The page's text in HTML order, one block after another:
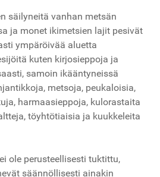
säilyneitä vanhan metsän
ja monet ikimetsien lajit pesivät
ympäröivää aluetta
kuten kirjosieppoja ja
samoin ikääntyneissä
metsoja, peukaloisia,
harmaasieppoja, kulorastaita
töyhtötiaisia ja kuukkeleita
ole perusteellisesti tuktittu,
säännöllisesti ainakin